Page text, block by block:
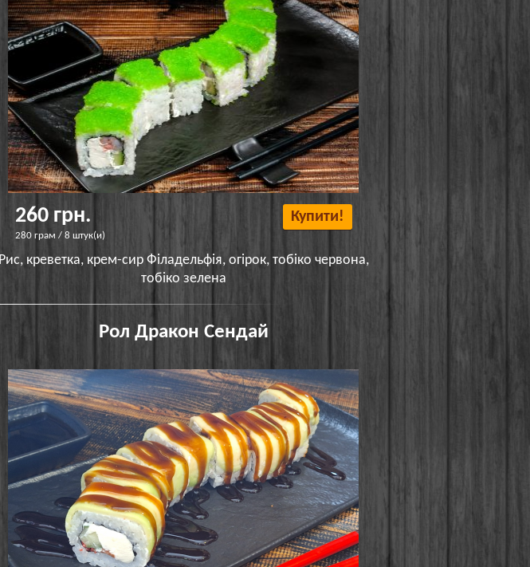
260 грн.
280 грам / 8 штук(и)
Купити!
Рис, креветка, крем-сир Філадельфія, огірок, тобіко червона,
тобіко зелена
Рол Дракон Сендай